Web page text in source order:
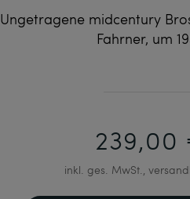
Ungetragene midcentury
Fahrner, um
239,00
inkl. ges. MwSt.,